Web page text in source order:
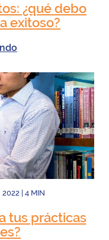
¿qué debo
exitoso?
2022 | 4 MIN
tus prácticas